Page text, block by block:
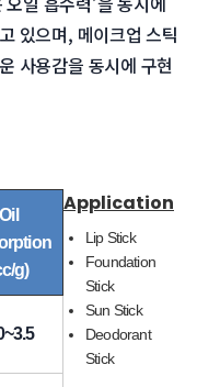
있으며, 메이크업 스틱
사용감을 동시에 구현
Oil
g)
Application
Lip Stick
Foundation
Stick
Sun Stick
Deodorant
Stick